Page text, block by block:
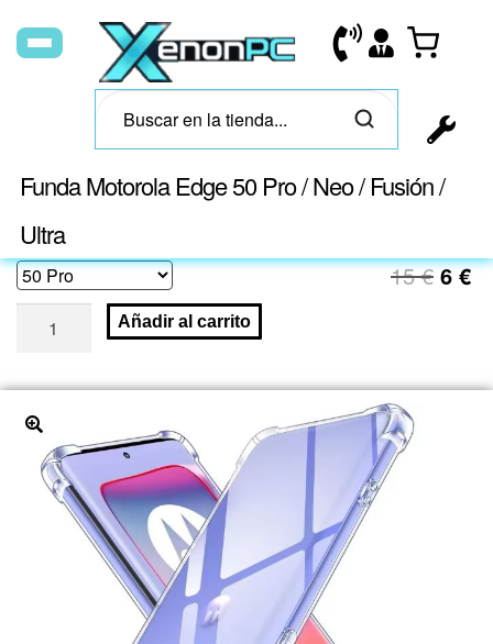
Funda Motorola Edge 50 Pro / Neo / Fusión /
Ultra
6€ - 11
15€ 6€
Añadir al carrito
🔍